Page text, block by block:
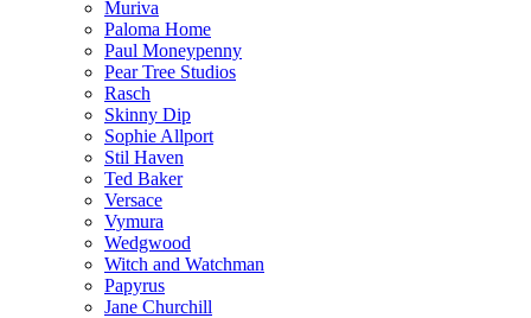
Muriva
Paloma Home
Paul Moneypenny
Pear Tree Studios
Rasch
Skinny Dip
Sophie Allport
Stil Haven
Ted Baker
Versace
Vymura
Wedgwood
Witch and Watchman
Papyrus
Jane Churchill